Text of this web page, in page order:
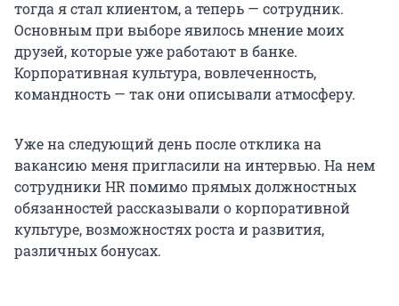
тогда я стал клиентом, а теперь — сотрудник.
Основным при выборе явилось мнение моих
друзей, которые уже работают в банке.
Корпоративная культура, вовлеченность,
командность — так они описывали атмосферу.
Уже на следующий день после отклика на
вакансию меня пригласили на интервью. На нем
сотрудники HR помимо прямых должностных
обязанностей рассказывали о корпоративной
культуре, возможностях роста и развития,
различных бонусах.